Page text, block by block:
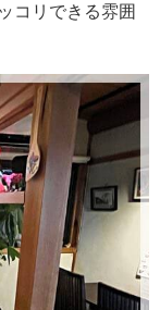
コリできる雰囲